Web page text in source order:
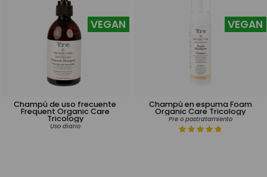
Champú de uso frecuente
Frequent Organic Care
Tricology
Uso diario
VEGAN
Champú en espuma Foam
Organic Care Tricology
Pre o postratamiento
VEGAN